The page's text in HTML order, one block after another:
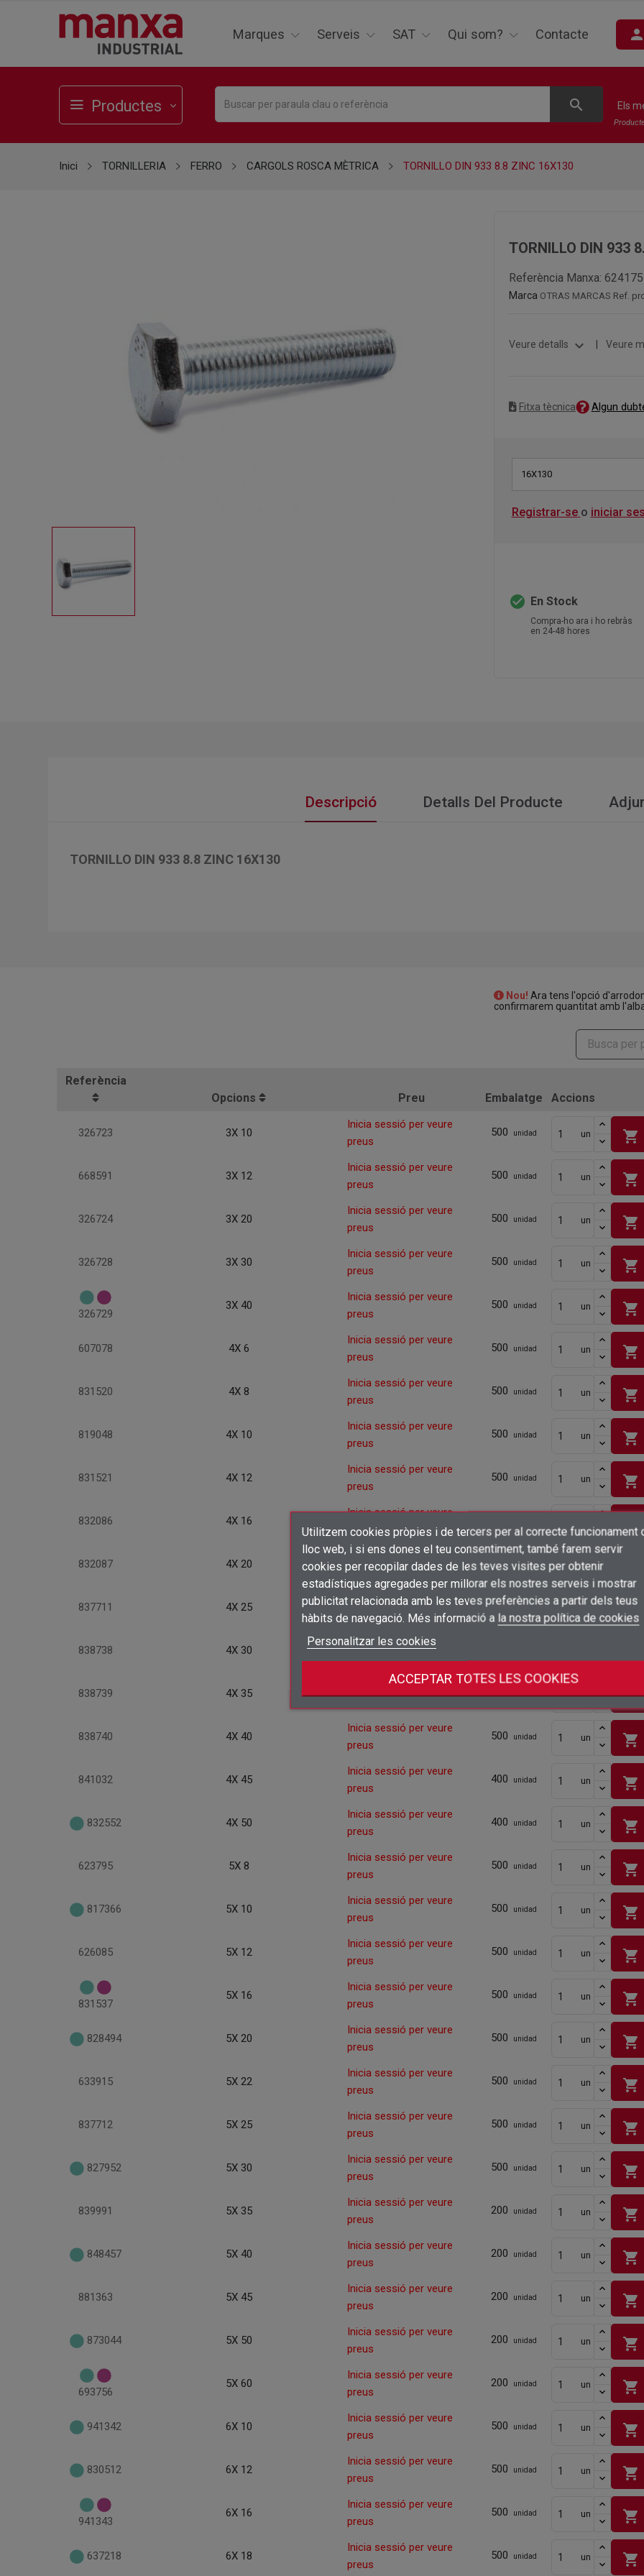
Afegir a la llista de desitjos×
add_circle_outline
Crear una llista de desitjos ×
Nom de la llista de desitjos
Crear una llista de desitjos
Connectar-se
Cal que connecteu per a desar els productes a la vostra llista de desitjos.
Marques Serveis SAT Qui som? Contacte person
Productes search Els
Utilitzem cookies pròpies i de tercers per al correcte funcionament
lloc web, i si ens dones el teu consentiment, també farem servir
cookies per recopilar dades de les teves visites per obtenir
estadístiques agregades per millorar els nostres serveis i mostrar
publicitat relacionada amb les teves preferències a partir dels teus
hàbits de navegació. Més informació a la nostra política de cookies
Personalitzar les cookies
ACCEPTAR TOTES LES COOKIES
Inici TORNILLERIA FERRO CARGOLS ROSCA MÈTRICA TORNILLO DIN 933 8.8 ZINC 16X130
TORNILLO DIN 933
Referència Manxa: 624175
Marca OTRAS MARCAS Ref.
Veure detalls expand_more Veure
Fitxa tècnica Algun
16X130
Registrar-se o iniciar
check_circle En Stock
Compra-ho ara i ho rebràs
en 24-48 hores
Descripció Detalls Del Producte
TORNILLO DIN 933 8.8 ZINC 16X130
Nou! Ara tens l'opció
confirmarem quantitat amb
Referència
Opcions
Preu Embalatge Accions
326723 3X 10
Inicia sessió per veure
preus
500 unidad un shopping_cart
668591 3X 12
Inicia sessió per veure
preus
500 unidad un shopping_cart
326724 3X 20
Inicia sessió per veure
preus
500 unidad un shopping_cart
326728 3X 30
Inicia sessió per veure
preus
500 unidad un shopping_cart
326729
3X 40
Inicia sessió per veure
preus
500 unidad un shopping_cart
607078 4X 6
Inicia sessió per veure
preus
500 unidad un shopping_cart
831520 4X 8
Inicia sessió per veure
preus
500 unidad un shopping_cart
819048 4X 10
Inicia sessió per veure
preus
500 unidad un shopping_cart
831521 4X 12
Inicia sessió per veure
preus
500 unidad un shopping_cart
832086 4X 16
Inicia sessió per veure
preus
shopping_cart
832087 4X 20
Inicia sessió per veure
preus
500 unidad un
837711 4X 25
Inicia sessió per veure
preus
500 un shopping_cart
838738 4X 30
Inicia sessió per veure
preus
838739 4X 35
Inicia sessió per veure
500 unidad un shopping_cart
838740 4X 40
Inicia sessió per veure
preus
500 unidad un shopping_cart
841032 4X 45
Inicia sessió per veure
preus
400 unidad un shopping_cart
832552 4X 50
Inicia sessió per veure
preus
400 unidad un shopping_cart
623795 5X 8
Inicia sessió per veure
preus
500 unidad un shopping_cart
817366 5X 10
Inicia sessió per veure
preus
500 unidad un shopping_cart
626085 5X 12
Inicia sessió per veure
preus
500 unidad un shopping_cart
831537
5X 16
Inicia sessió per veure
preus
500 unidad un shopping_cart
828494 5X 20
Inicia sessió per veure
preus
500 unidad un shopping_cart
633915 5X 22
Inicia sessió per veure
preus
500 unidad un shopping_cart
837712 5X 25
Inicia sessió per veure
preus
500 unidad un shopping_cart
827952 5X 30
Inicia sessió per veure
preus
500 unidad un shopping_cart
839991 5X 35
Inicia sessió per veure
preus
200 unidad un shopping_cart
848457 5X 40
Inicia sessió per veure
preus
200 unidad un shopping_cart
881363 5X 45
Inicia sessió per veure
preus
200 unidad un shopping_cart
873044 5X 50
Inicia sessió per veure
preus
200 unidad un shopping_cart
693756
5X 60
Inicia sessió per veure
preus
200 unidad un shopping_cart
941342 6X 10
Inicia sessió per veure
preus
500 unidad un shopping_cart
830512 6X 12
Inicia sessió per veure
preus
500 unidad un shopping_cart
941343
6X 16
Inicia sessió per veure
preus
500 unidad un shopping_cart
637218 6X 18
Inicia sessió per veure
preus
500 unidad un shopping_cart